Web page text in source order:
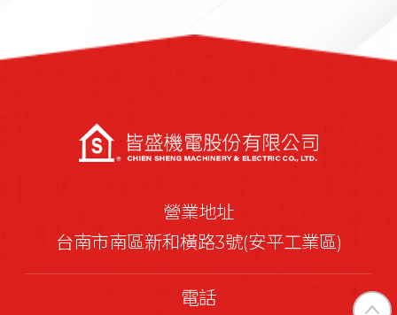
營業地址
台南市南區新和橫路3號(安平工業區)
電話